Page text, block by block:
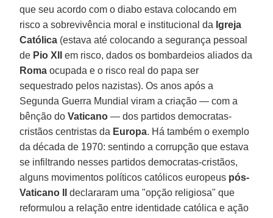
que seu acordo com o diabo estava colocando em
risco a sobrevivência moral e institucional da Igreja
Católica (estava até colocando a segurança pessoal
de Pio XII
em risco, dados os bombardeios aliados da
Roma ocupada e o risco real do papa ser
sequestrado pelos nazistas). Os anos após a
Segunda Guerra Mundial viram a criação — com a
bênção do Vaticano — dos partidos democratas-
cristãos centristas da Europa. Há também o exemplo
da década de 1970: sentindo a corrupção que estava
se infiltrando nesses partidos democratas-cristãos,
alguns movimentos políticos católicos europeus pós-
Vaticano II
declararam uma "opção religiosa" que
reformulou a relação entre identidade católica e ação